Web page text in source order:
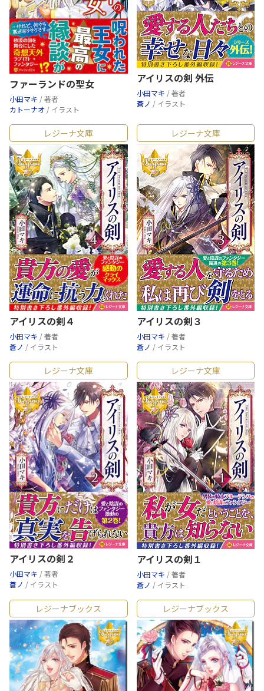
ファーランドの聖女
小田マキ / 著者
カトーナオ / イラスト
アイリスの剣 外伝
小田マキ / 著者
蒼ノ / イラスト
レジーナ文庫
アイリスの剣４
小田マキ / 著者
蒼ノ / イラスト
レジーナ文庫
アイリスの剣３
小田マキ / 著者
蒼ノ / イラスト
レジーナ文庫
アイリスの剣２
小田マキ / 著者
蒼ノ / イラスト
レジーナ文庫
アイリスの剣１
小田マキ / 著者
蒼ノ / イラスト
レジーナブックス レジーナブックス